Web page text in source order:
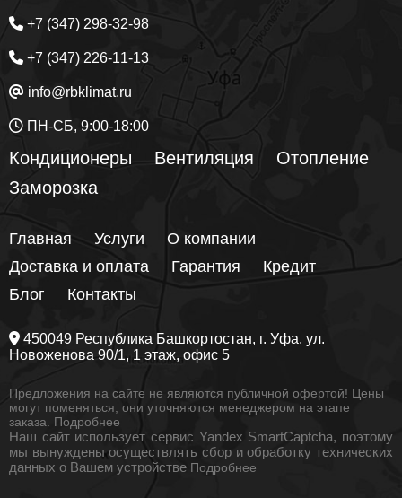
+7 (347) 298-32-98
+7 (347) 226-11-13
info@rbklimat.ru
ПН-СБ, 9:00-18:00
Кондиционеры Вентиляция
Отопление
Заморозка
Главная Услуги
О компании
Доставка и оплата
Гарантия
Кредит
Блог
Контакты
450049 Республика Башкортостан, г. Уфа, ул.
Новоженова 90/1, 1 этаж, офис 5
Предложения на сайте не являются публичной офертой! Цены
могут поменяться, они уточняются менеджером на этапе
заказа. Подробнее
Наш сайт использует сервис Yandex SmartCaptcha, поэтому
мы вынуждены осуществлять сбор и обработку технических
данных о Вашем устройстве Подробнее